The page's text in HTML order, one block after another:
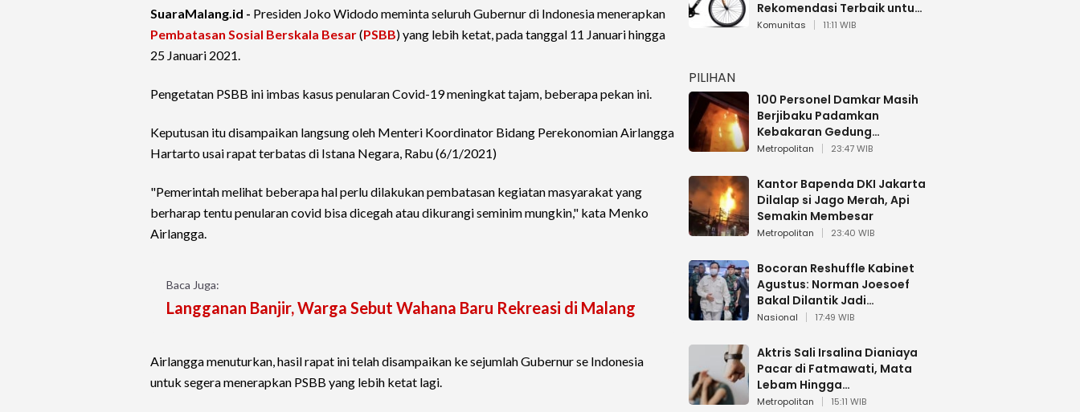
SuaraMalang.id - Presiden Joko Widodo meminta seluruh Gubernur di Indonesia menerapkan
Pembatasan Sosial Berskala Besar(PSBB) yang lebih ketat, pada tanggal 11 Januari hingga
25 Januari 2021.
Pengetatan PSBB ini imbas kasus penularan Covid-19 meningkat tajam, beberapa pekan ini.
Keputusan itu disampaikan langsung oleh Menteri Koordinator Bidang Perekonomian Airlangga
Hartarto usai rapat terbatas di Istana Negara, Rabu (6/1/2021)
"Pemerintah melihat beberapa hal perlu dilakukan pembatasan kegiatan masyarakat yang
berharap tentu penularan covid bisa dicegah atau dikurangi seminim mungkin," kata Menko
Airlangga.
Baca Juga:
Langganan Banjir, Warga Sebut Wahana Baru Rekreasi di Malang
Airlangga menuturkan, hasil rapat ini telah disampaikan ke sejumlah Gubernur se Indonesia
untuk segera menerapkan PSBB yang lebih ketat lagi.
Rekomendasi Terbaik untuk
Pemula
Komunitas 11:11 WIB
PILIHAN
100 Personel Damkar Masih
Berjibaku Padamkan
Kebakaran Gedung
Bapenda DKI
Metropolitan 23:47 WIB
Kantor Bapenda DKI Jakarta
Dilalap si Jago Merah, Api
Semakin Membesar
Metropolitan 23:40 WIB
Bocoran Reshuffle Kabinet
Agustus: Norman Joesoef
Bakal Dilantik Jadi
Wamenhan RI
Nasional 17:49 WIB
Aktris Sali Irsalina Dianiaya
Pacar di Fatmawati, Mata
Lebam Hingga
Diselamatkan Polantas
Metropolitan 15:11 WIB